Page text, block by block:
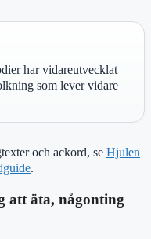
har vidareutvecklat
som lever vidare
och ackord, se Hjulen
.
att äta, någonting